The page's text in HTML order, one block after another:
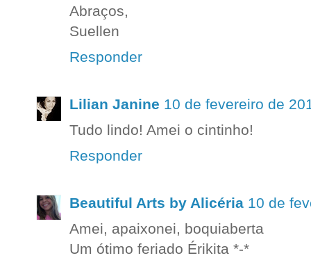
Abraços,
Suellen
Responder
Lilian Janine 10 de fevereiro de
Tudo lindo! Amei o cintinho!
Responder
Beautiful Arts by Alicéria 10 de
Amei, apaixonei, boquiaberta
Um ótimo feriado Érikita *-*